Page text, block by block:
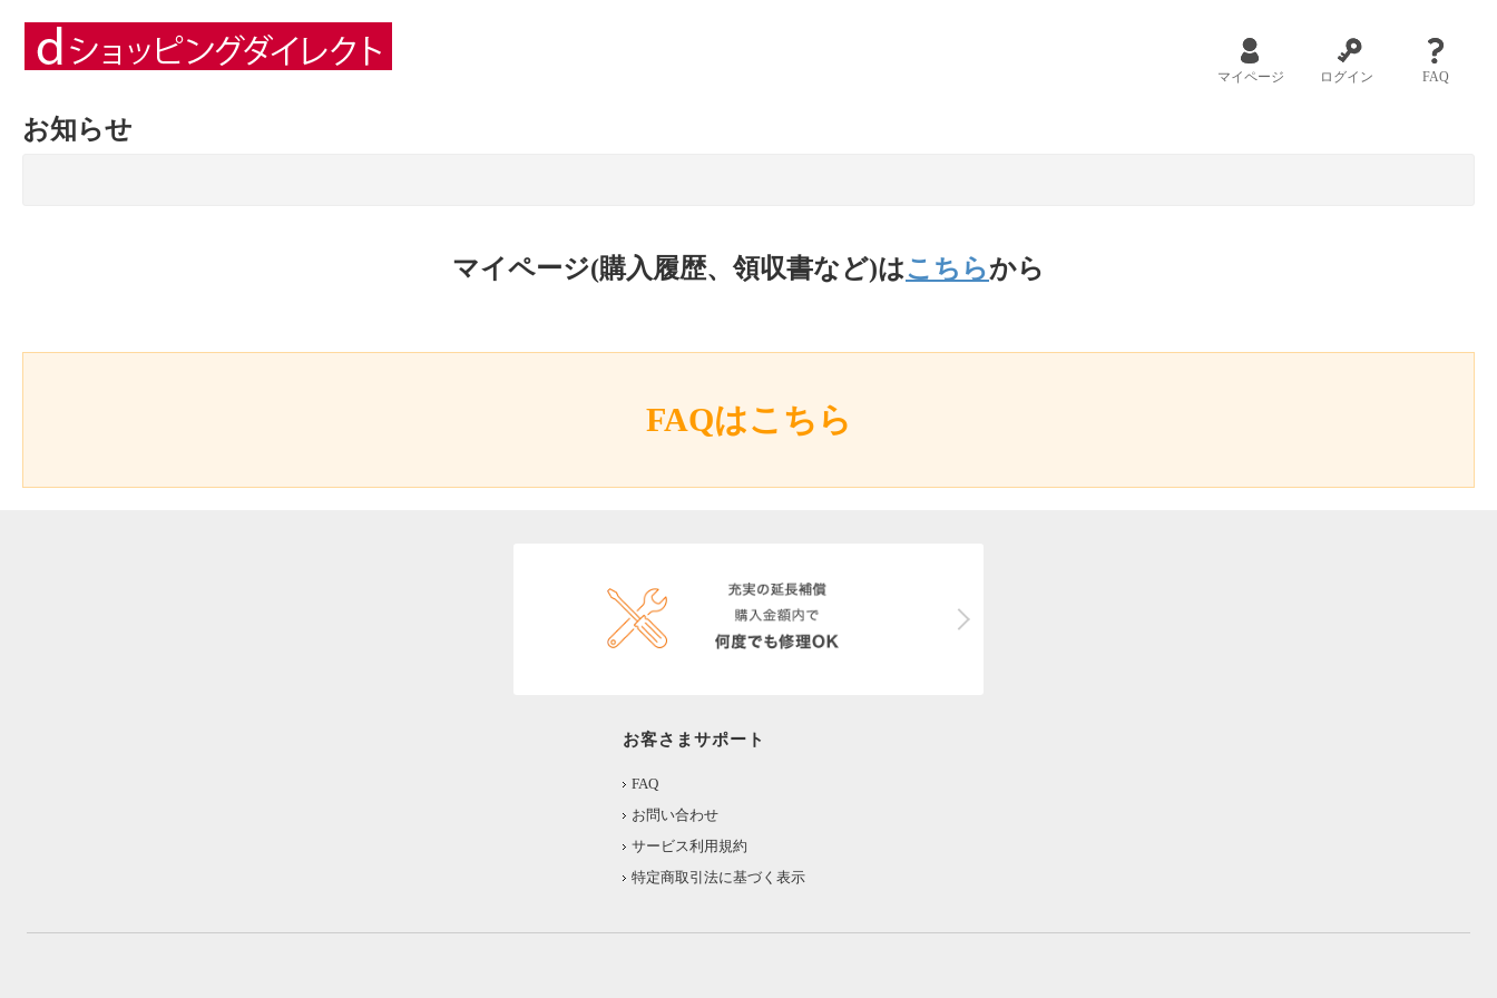
マイページ ログイン FAQ
お知らせ
マイページ(購入履歴、領収書など)はこちらから
FAQはこちら
お客さまサポート
FAQ
お問い合わせ
サービス利用規約
特定商取引法に基づく表示